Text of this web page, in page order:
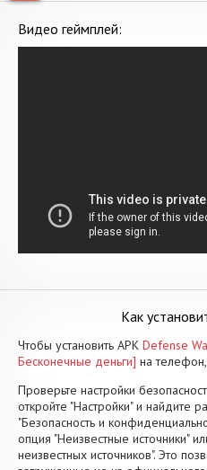
Видео геймплей:
Как
Чтобы установить APK Defense
Бесконечные деньги] на
Проверьте настройки
откройте "Настройки" и найдите
"Безопасность и
опция "Неизвестные источники"
неизвестных источников". Это